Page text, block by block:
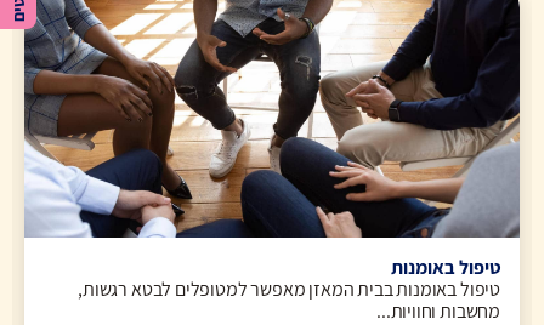
טיפול באומנות
טיפול באומנות בבית המאזן מאפשר למטופלים לבטא רגשות,
מחשבות וחוויות...